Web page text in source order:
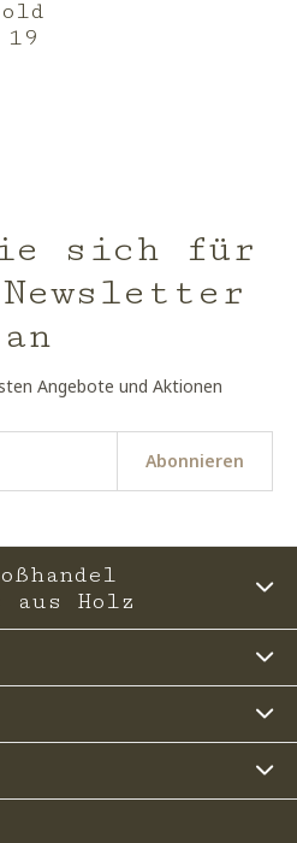
sich für
an
Angebote und Aktionen
Abonnieren
aus Holz